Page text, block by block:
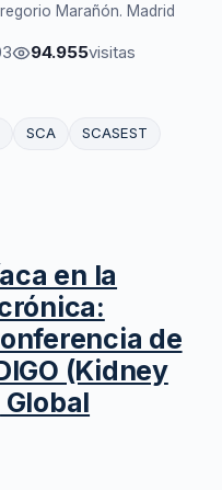
Marañón. Madrid
94.955visitas
SCA SCASEST
en la
de
(Kidney